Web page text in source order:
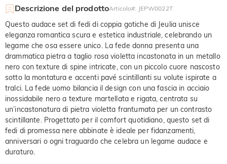
Descrizione del prodottoArticolo#: JEPW0022T
Questo audace set di fedi di coppia gotiche di Jeulia unisce
eleganza romantica scura e estetica industriale, celebrando un
legame che osa essere unico. La fede donna presenta una
drammatica pietra a taglio rosa violetta incastonata in un metallo
nero con texture di spine intricate, con un piccolo cuore nascosto
sotto la montatura e accenti pavé scintillanti su volute ispirate a
tralci. La fede uomo bilancia il design con una fascia in acciaio
inossidabile nero a texture martellata e rigata, centrata su
un’incastonatura di pietra violetta frantumata per un contrasto
scintillante. Progettato per il comfort quotidiano, questo set di
fedi di promessa nere abbinate è ideale per fidanzamenti,
anniversari o ogni traguardo che celebra un legame audace e
duraturo.